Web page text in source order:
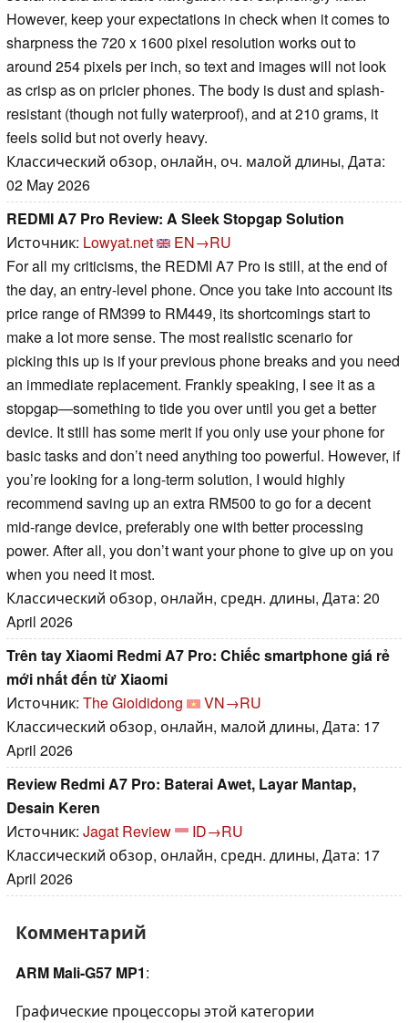
However, keep your expectations in check when it comes to
sharpness the 720 x 1600 pixel resolution works out to
around 254 pixels per inch, so text and images will not look
as crisp as on pricier phones. The body is dust and splash-
resistant (though not fully waterproof), and at 210 grams, it
feels solid but not overly heavy.
Классический обзор, онлайн, оч. малой длины, Дата:
02 May 2026
REDMI A7 Pro Review: A Sleek Stopgap Solution
Источник: Lowyat.net
EN→RU
For all my criticisms, the REDMI A7 Pro is still, at the end of
the day, an entry-level phone. Once you take into account its
price range of RM399 to RM449, its shortcomings start to
make a lot more sense. The most realistic scenario for
picking this up is if your previous phone breaks and you need
an immediate replacement. Frankly speaking, I see it as a
stopgap—something to tide you over until you get a better
device. It still has some merit if you only use your phone for
basic tasks and don’t need anything too powerful. However, if
you’re looking for a long-term solution, I would highly
recommend saving up an extra RM500 to go for a decent
mid-range device, preferably one with better processing
power. After all, you don’t want your phone to give up on you
when you need it most.
Классический обзор, онлайн, средн. длины, Дата: 20
April 2026
Trên tay Xiaomi Redmi A7 Pro: Chiếc smartphone giá rẻ
mới nhất đến từ Xiaomi
Источник: The Gioididong
VN→RU
Классический обзор, онлайн, малой длины, Дата: 17
April 2026
Review Redmi A7 Pro: Baterai Awet, Layar Mantap,
Desain Keren
Источник: Jagat Review
ID→RU
Классический обзор, онлайн, средн. длины, Дата: 17
April 2026
Комментарий
ARM Mali-G57 MP1:
Графические процессоры этой категории